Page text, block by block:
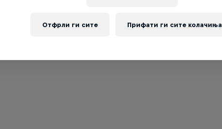
Отфрли ги сите Прифати ги сите колачиња